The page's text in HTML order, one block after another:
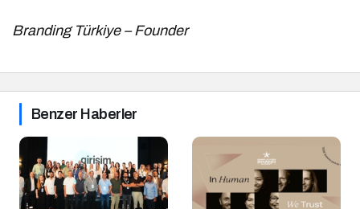
Branding Türkiye – Founder
Benzer Haberler